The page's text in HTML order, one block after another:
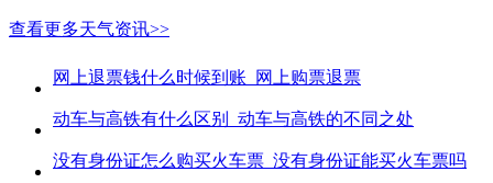
查看更多天气资讯>>
网上退票钱什么时候到账_网上购票退票
动车与高铁有什么区别_动车与高铁的不同之处
没有身份证怎么购买火车票_没有身份证能买火车票吗